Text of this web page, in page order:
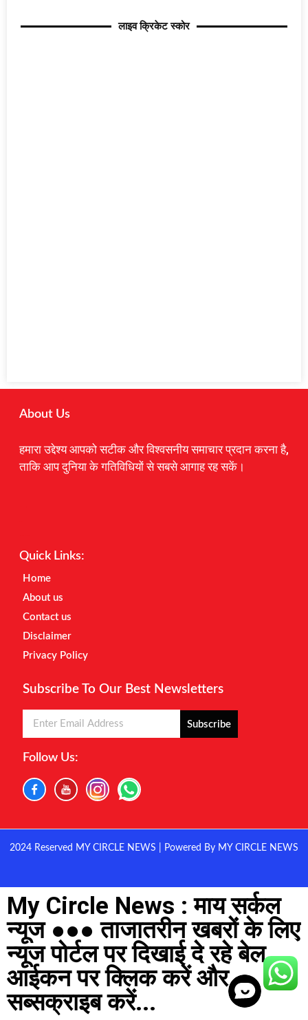
लाइव क्रिकेट स्कोर
About Us
हमारा उद्देश्य आपको सटीक और विश्वसनीय समाचार प्रदान करना है,
ताकि आप दुनिया के गतिविधियों से सबसे आगाह रह सकें।
Quick Links:
Home
About us
Contact us
Disclaimer
Privacy Policy
Subscribe To Our Best Newsletters
Subscribe
Follow Us:
2024 Reserved MY CIRCLE NEWS | Powered By MY CIRCLE NEWS
My Circle News : माय सर्कल
न्यूज ●●● ताजातरीन खबरों के लिए
न्यूज पोर्टल पर दिखाई दे रहे बेल
आईकन पर क्लिक करें और
सब्सक्राइब करें...